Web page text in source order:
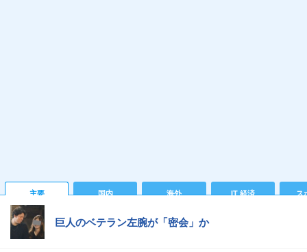
主要 国内 海外 IT 経済 ス
巨人のベテラン左腕が「密会」か